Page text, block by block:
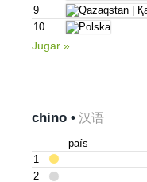
9
10
Jugar »
chino • 汉语
país
1
2